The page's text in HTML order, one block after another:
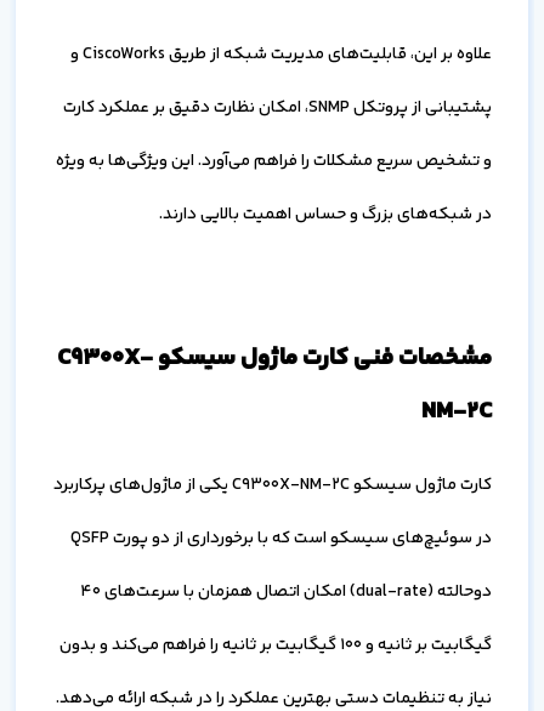
علاوه بر این، قابلیت‌های مدیریت شبکه از طریق CiscoWorks و
پشتیبانی از پروتکل SNMP، امکان نظارت دقیق بر عملکرد کارت
و تشخیص سریع مشکلات را فراهم می‌آورد. این ویژگی‌ها به ویژه
در شبکه‌های بزرگ و حساس اهمیت بالایی دارند.
مشخصات فنی کارت ماژول سیسکو C9300X-
NM-2C
کارت ماژول سیسکو C9300X-NM-2C یکی از ماژول‌های پرکاربرد
در سوئیچ‌های سیسکو است که با برخورداری از دو پورت QSFP
دوحالته (dual-rate) امکان اتصال همزمان با سرعت‌های ۴۰
گیگابیت بر ثانیه و ۱۰۰ گیگابیت بر ثانیه را فراهم می‌کند و بدون
نیاز به تنظیمات دستی بهترین عملکرد را در شبکه ارائه می‌دهد.